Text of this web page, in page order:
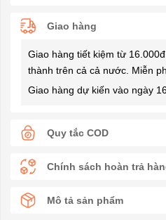
Giao hàng
Giao hàng tiết kiệm từ
thành trên cả cả nước. Miễn
Giao hàng dự kiến vào ngày
Quy tắc COD
Chính sách hoàn trả
Mô tả sản phẩm